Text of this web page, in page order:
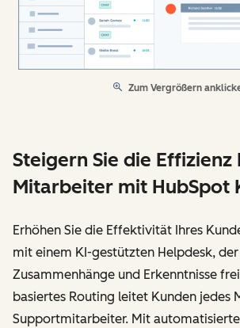
Zum Vergrößern
Steigern Sie die Effizienz
Mitarbeiter mit HubSpot
Erhöhen Sie die Effektivität Ihres
mit einem KI-gestützten Helpdesk,
Zusammenhänge und Erkenntnisse
basiertes Routing leitet Kunden jedes
Supportmitarbeiter. Mit